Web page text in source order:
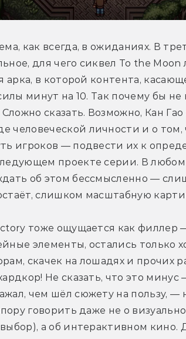
как всегда, в ожиданиях. В
для чего сиквел To the
арка, в которой контента,
минут на 10. Так почему бы не
сказать. Возможно, Кан Гао
человеческой личности и о том,
игроков — подвести их к
проекте серии. В любом
об этом бессмысленно —
слишком масштабную
тоже ощущается как филлер
элементы, остались только
скачек на лошадях и прочих
Не сказать, что это
чем шёл сюжету на пользу, —
говорить даже не о
а об интерактивном кино.